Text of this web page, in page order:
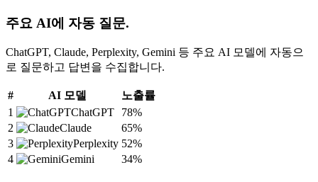
주요 AI에 자동 질문.
ChatGPT, Claude, Perplexity, Gemini 등 주요 AI 모델에 자동으
로 질문하고 답변을 수집합니다.
# AI 모델
노출률
1
ChatGPT 78%
2
Claude 65%
3
Perplexity 52%
4
Gemini 34%